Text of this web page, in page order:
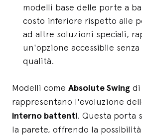
modelli base delle porte a
costo inferiore rispetto alle
ad altre soluzioni speciali,
un'opzione accessibile
qualità.
Modelli come Absolute Swing di
rappresentano l'evoluzione
interno battenti. Questa porta
la parete, offrendo la